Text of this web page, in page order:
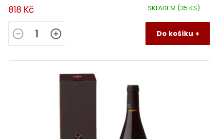
SKLADEM (35 KS)
818 Kč
Do košíku